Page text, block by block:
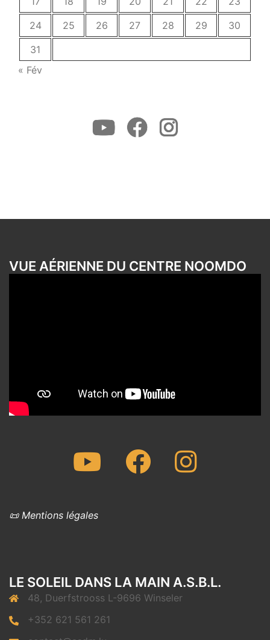
24
25 26 27 28 29
30
31
« Fév
Youtube FacebookInstagram
VUE AÉRIENNE DU CENTRE NOOMDO
Youtube FacebookInstagram
📜 Mentions légales
LE SOLEIL DANS LA MAIN A.S.B.L.
48, Duerfstrooss L-9696 Winseler
+352 621 561 261